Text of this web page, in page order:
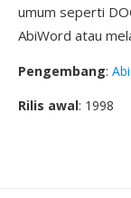
umum seperti
AbiWord atau
Pengembang:
Rilis awal: 1998